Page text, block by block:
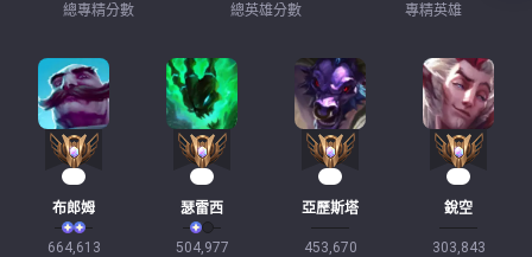
總專精分數 總英雄分數 專精英雄
布郎姆
664,613
瑟雷西
504,977
亞歷斯塔
453,670
銳空
303,843